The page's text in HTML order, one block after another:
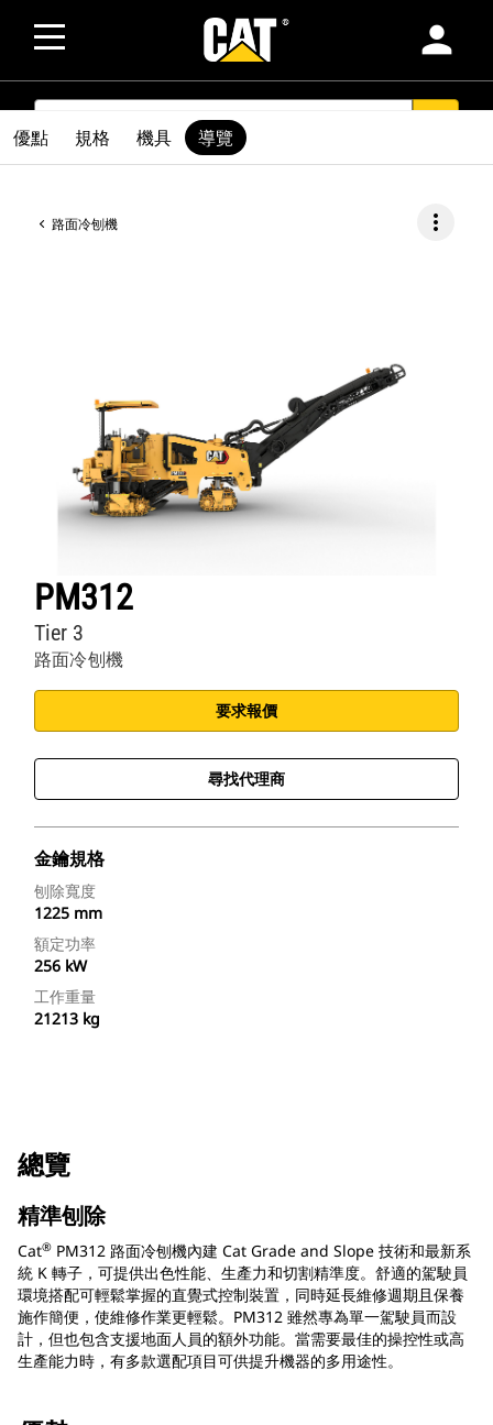
person
SEARCH
路面冷刨機 more_vert
PM312
路面冷刨機
Tier 3
要求報價
尋找代理商
金鑰規格
刨除寬度
1225 mm
額定功率
256 kW
工作重量
21213 kg
優點 規格 機具 導覽
總覽
精準刨除
Cat® PM312 路面冷刨機內建 Cat Grade and Slope 技術和最新系
統 K 轉子，可提供出色性能、生產力和切割精準度。舒適的駕駛員
環境搭配可輕鬆掌握的直覺式控制裝置，同時延長維修週期且保養
施作簡便，使維修作業更輕鬆。PM312 雖然專為單一駕駛員而設
計，但也包含支援地面人員的額外功能。當需要最佳的操控性或高
生產能力時，有多款選配項目可供提升機器的多用途性。